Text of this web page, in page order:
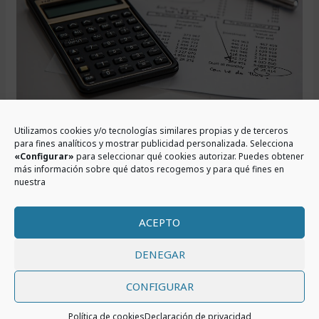
Utilizamos cookies y/o tecnologías similares propias y de terceros
para fines analíticos y mostrar publicidad personalizada. Selecciona
«Configurar» para seleccionar qué cookies autorizar. Puedes obtener
más información sobre qué datos recogemos y para qué fines en
nuestra
ACEPTO
DENEGAR
CONFIGURAR
Política de cookiesDeclaración de privacidad
producto
Ahorro/Inversión?
LA IMPORTANCIA DE
TENER UN PRESUPUESTO
FAMILIAR
10 de septiembre de 2021/ Por
Un presupuesto familiar será esencial para conseguir
ahorrar y alcanzar tu independencia financiera. Lo
primero que debemos saber es el concepto de
presupuesto. ¿Qué es un presupuesto? Un presupuesto